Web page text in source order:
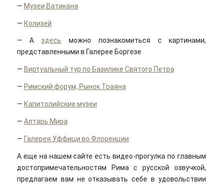
— Музеи Ватикана
— Колизей
— Аздесь можно познакомиться с картинами,
представленными в Галерее Боргезе
— Виртуальный тур по Базилике Святого Петра
— Римский форум, Рынок Траяна
— Капитолийские музеи
— Алтарь Мира
— Галерея Уффици во Флоренции
А еще на нашем сайте есть видео-прогулка по главным
достопримечательностям Рима c русской озвучкой,
предлагаем вам не отказывать себе в удовольствии